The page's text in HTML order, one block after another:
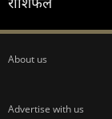
About us
Advertise with us